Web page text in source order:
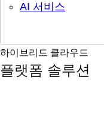
AI 서비스
하이브리드 클라우드
플랫폼 솔루션